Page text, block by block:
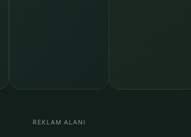
REKLAM ALANI